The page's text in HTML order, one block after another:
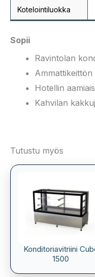
Kotelointiluokka
Sopii
Ravintolan
Hotellin
Kahvilan
Tutustu myös
Konditoriavitriini
1500